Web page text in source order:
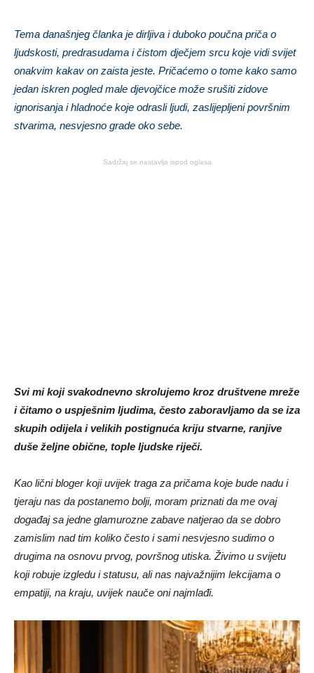
Tema današnjeg članka je dirljiva i duboko poučna priča o
ljudskosti, predrasudama i čistom dječjem srcu koje vidi svijet
onakvim kakav on zaista jeste. Pričaćemo o tome kako samo
jedan iskren pogled male djevojčice može srušiti zidove
ignorisanja i hladnoće koje odrasli ljudi, zaslijepljeni površnim
stvarima, nesvjesno grade oko sebe.
Sadržaj se nastavlja ispod oglasa
Svi mi koji svakodnevno skrolujemo kroz društvene mreže
i čitamo o uspješnim ljudima, često zaboravljamo da se iza
skupih odijela i velikih postignuća kriju stvarne, ranjive
duše željne obične, tople ljudske riječi.
Kao lični bloger koji uvijek traga za pričama koje bude nadu i
tjeraju nas da postanemo bolji, moram priznati da me ovaj
događaj sa jedne glamurozne zabave natjerao da se dobro
zamislim nad tim koliko često i sami nesvjesno sudimo o
drugima na osnovu prvog, površnog utiska. Živimo u svijetu
koji robuje izgledu i statusu, ali nas najvažnijim lekcijama o
empatiji, na kraju, uvijek nauče oni najmlađi.